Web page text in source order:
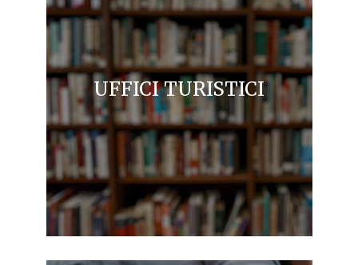
UFFICI TURISTICI